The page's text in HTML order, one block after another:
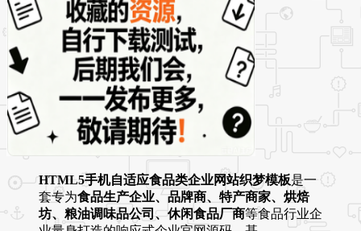
HTML5手机自适应食品类企业网站织梦模板是一
套专为食品生产企业、品牌商、特产商家、烘焙
坊、粮油调味品公司、休闲食品厂商等食品行业企